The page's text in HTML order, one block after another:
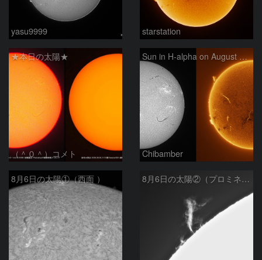
yasu9999 starstation
★本日の太陽★
（＾０＾）コメト
Sun in H-alpha on August 6, 2026
Chibamber
8月6日の太陽①（西面 ） 8月6日の太陽②（プロミネン北東縁 ）